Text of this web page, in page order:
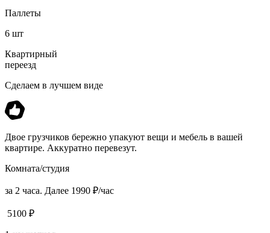
Паллеты
6 шт
Квартирный
переезд
Сделаем в лучшем виде
Двое грузчиков бережно упакуют вещи и мебель в вашей
квартире. Аккуратно перевезут.
Комната/студия
за 2 часа. Далее 1990 ₽/час
5100 ₽